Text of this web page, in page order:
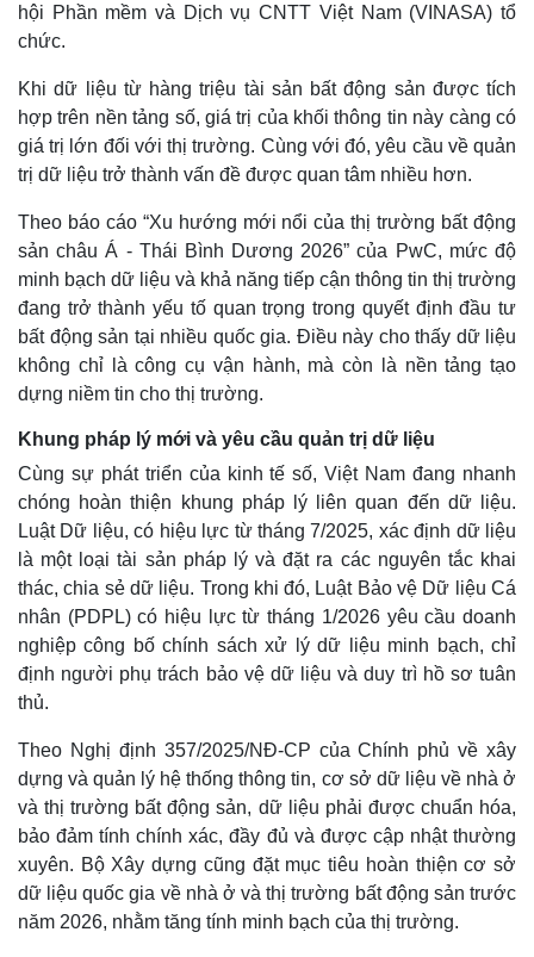
hội Phần mềm và Dịch vụ CNTT Việt Nam (VINASA) tổ
chức.
Khi dữ liệu từ hàng triệu tài sản bất động sản được tích
hợp trên nền tảng số, giá trị của khối thông tin này càng có
giá trị lớn đối với thị trường. Cùng với đó, yêu cầu về quản
trị dữ liệu trở thành vấn đề được quan tâm nhiều hơn.
Theo báo cáo “Xu hướng mới nổi của thị trường bất động
sản châu Á - Thái Bình Dương 2026” của PwC, mức độ
minh bạch dữ liệu và khả năng tiếp cận thông tin thị trường
đang trở thành yếu tố quan trọng trong quyết định đầu tư
bất động sản tại nhiều quốc gia. Điều này cho thấy dữ liệu
không chỉ là công cụ vận hành, mà còn là nền tảng tạo
dựng niềm tin cho thị trường.
Khung pháp lý mới và yêu cầu quản trị dữ liệu
Cùng sự phát triển của kinh tế số, Việt Nam đang nhanh
chóng hoàn thiện khung pháp lý liên quan đến dữ liệu.
Luật Dữ liệu, có hiệu lực từ tháng 7/2025, xác định dữ liệu
là một loại tài sản pháp lý và đặt ra các nguyên tắc khai
thác, chia sẻ dữ liệu. Trong khi đó, Luật Bảo vệ Dữ liệu Cá
nhân (PDPL) có hiệu lực từ tháng 1/2026 yêu cầu doanh
nghiệp công bố chính sách xử lý dữ liệu minh bạch, chỉ
định người phụ trách bảo vệ dữ liệu và duy trì hồ sơ tuân
thủ.
Theo Nghị định 357/2025/NĐ-CP của Chính phủ về xây
dựng và quản lý hệ thống thông tin, cơ sở dữ liệu về nhà ở
và thị trường bất động sản, dữ liệu phải được chuẩn hóa,
bảo đảm tính chính xác, đầy đủ và được cập nhật thường
xuyên. Bộ Xây dựng cũng đặt mục tiêu hoàn thiện cơ sở
dữ liệu quốc gia về nhà ở và thị trường bất động sản trước
năm 2026, nhằm tăng tính minh bạch của thị trường.